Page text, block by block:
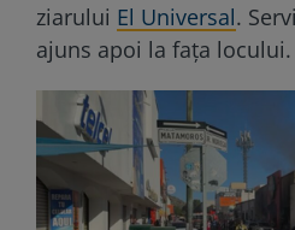
ziarului El Universal.
ajuns apoi la fața locului.